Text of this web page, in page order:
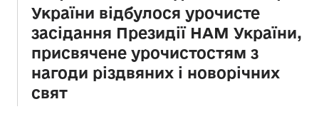
України відбулося урочисте
засідання Президії НАМ України,
присвячене урочистостям з
нагоди різдвяних і новорічних
свят